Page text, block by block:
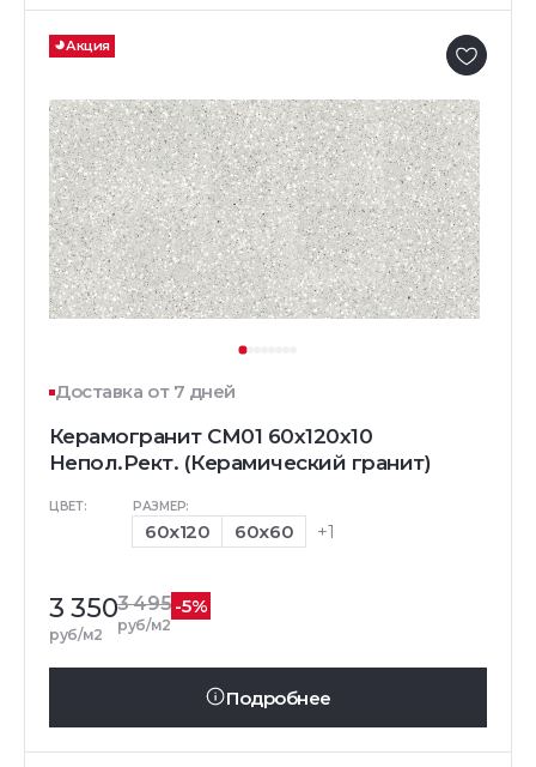
Акция
Доставка от 7 дней
Керамогранит CM01 60x120x10
Непол.Рект. (Керамический гранит)
ЦВЕТ: РАЗМЕР:
60x120 60x60 +1
3 350
руб/м2
3 495
руб/м2
-5%
Подробнее